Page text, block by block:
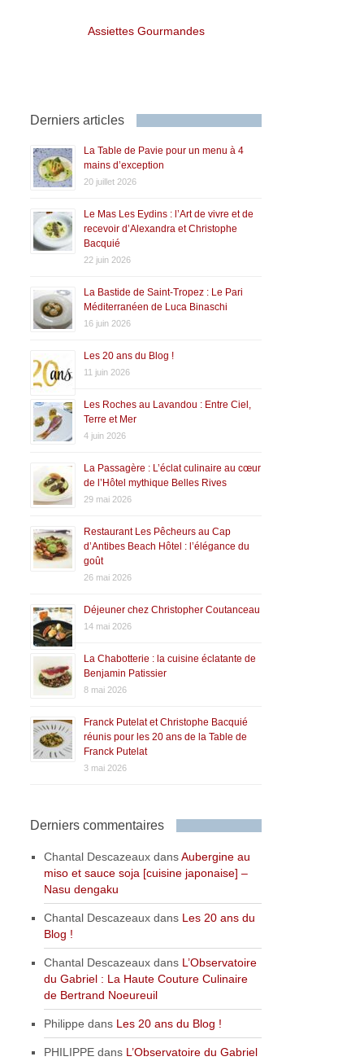
Assiettes Gourmandes
Derniers articles
La Table de Pavie pour un menu à 4
mains d’exception
20 juillet 2026
Le Mas Les Eydins : l’Art de vivre et de
recevoir d’Alexandra et Christophe
Bacquié
22 juin 2026
La Bastide de Saint-Tropez : Le Pari
Méditerranéen de Luca Binaschi
16 juin 2026
Les 20 ans du Blog !
11 juin 2026
Les Roches au Lavandou : Entre Ciel,
Terre et Mer
4 juin 2026
La Passagère : L’éclat culinaire au cœur
de l’Hôtel mythique Belles Rives
29 mai 2026
Restaurant Les Pêcheurs au Cap
d’Antibes Beach Hôtel : l’élégance du
goût
26 mai 2026
Déjeuner chez Christopher Coutanceau
14 mai 2026
La Chabotterie : la cuisine éclatante de
Benjamin Patissier
8 mai 2026
Franck Putelat et Christophe Bacquié
réunis pour les 20 ans de la Table de
Franck Putelat
3 mai 2026
Derniers commentaires
Chantal Descazeaux dansAubergine au
miso et sauce soja [cuisine japonaise] –
Nasu dengaku
Chantal Descazeaux dans Les 20 ans du
Blog !
Chantal Descazeaux dans L’Observatoire
du Gabriel : La Haute Couture Culinaire
de Bertrand Noeureuil
Philippe dans Les 20 ans du Blog !
PHILIPPE dans L’Observatoire du Gabriel